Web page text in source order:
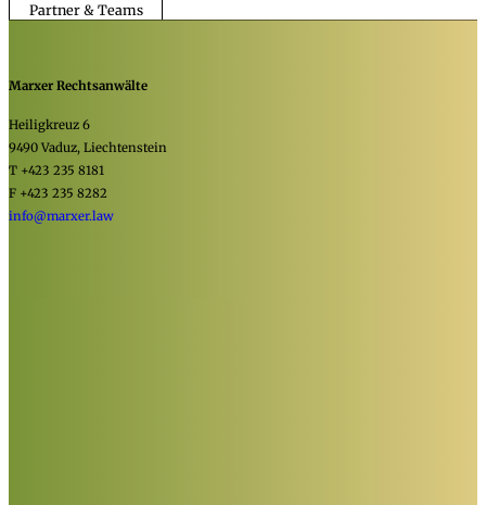
Partner & Teams
Marxer Rechtsanwälte
Heiligkreuz 6
9490 Vaduz, Liechtenstein
T +423 235 8181
F +423 235 8282
info@marxer.law